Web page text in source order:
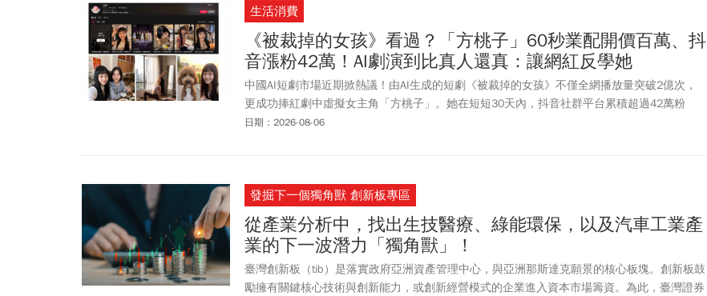
文博會六大展區、空間地圖、交通資訊、常見問題一次整理！
生活消費
《被裁掉的女孩》看過？「方桃子」60秒業配開價百萬、抖
音漲粉42萬！AI劇演到比真人還真：讓網紅反學她
中國AI短劇市場近期掀熱議！由AI生成的短劇《被裁掉的女孩》不僅全網播放量突破2億次，
更成功捧紅劇中虛擬女主角「方桃子」。她在短短30天內，抖音社群平台累積超過42萬粉
絲，甚至開始接下品牌代言，業配行情甚至超越不少真人網紅，引發外界討論「虛擬偶像2.0
伴感的連結。」不少網友感嘆：「現在AI劇真的太誇張...完全可以取代真人。應該很快就有第
二季，畢竟AI不用休息...」、「現在AI劇真的很強、看了好幾部，都比真人拍得好看。結果演
員不是輸給另一個人，而是輸給了AI...」。
日期：2026-08-06
發掘下一個獨角獸 創新板專區
從產業分析中，找出生技醫療、綠能環保，以及汽車工業產
業的下一波潛力「獨角獸」！
臺灣創新板（tib）是落實政府亞洲資產管理中心，與亞洲那斯達克願景的核心板塊。創新板鼓
勵擁有關鍵核心技術與創新能力，或創新經營模式的企業進入資本市場籌資。為此，臺灣證券